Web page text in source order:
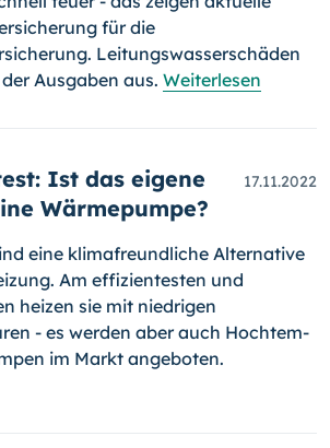
für die
Leitungswasserschäden
Ausgaben aus. Weiterlesen
Ist das eigene
Wärmepumpe?
17.11.2022
eine klimafreundliche Alternative
Am effizientesten und
heizen sie mit nie­dri­gen
- es werden aber auch Hoch­tem­
im Markt angeboten.